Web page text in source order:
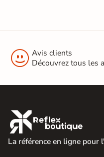
 Avis clients
Découvrez tous les

La référence en ligne pour